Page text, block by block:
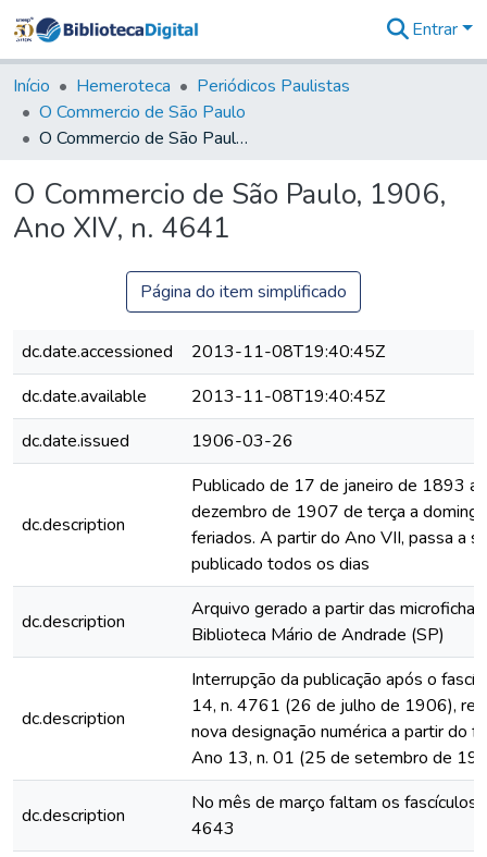
&
Coleções
Tudo na
Biblioteca
Estatísticas
Entrar
Início Hemeroteca
Periódicos Paulistas
O Commercio de São Paulo
O Commercio de São Paulo, 1906, Ano XIV, n. 4641
O Commercio de São Paulo, 1906,
Ano XIV, n. 4641
Página do item simplificado
dc.date.accessioned
2013-11-08T19:40:45Z
dc.date.available
2013-11-08T19:40:45Z
dc.date.issued
1906-03-26
dc.description
Publicado de 17 de janeiro de 1893 a
dezembro de 1907 de terça a
feriados. A partir do Ano VII, passa a
publicado todos os dias
dc.description
Arquivo gerado a partir das
Biblioteca Mário de Andrade (SP)
dc.description
Interrupção da publicação após o
14, n. 4761 (26 de julho de 1906),
nova designação numérica a partir do
Ano 13, n. 01 (25 de setembro de
dc.description
No mês de março faltam os
4643